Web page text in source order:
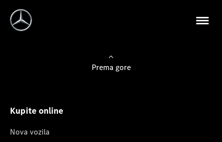
Prema gore
Kupite online
Nova vozila